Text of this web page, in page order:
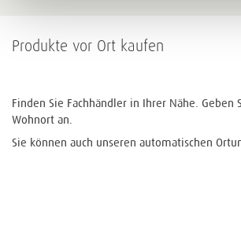
Produkte vor Ort kaufen
Finden Sie Fachhändler in Ihrer Nähe. Geben
Wohnort an.
Sie können auch unseren automatischen